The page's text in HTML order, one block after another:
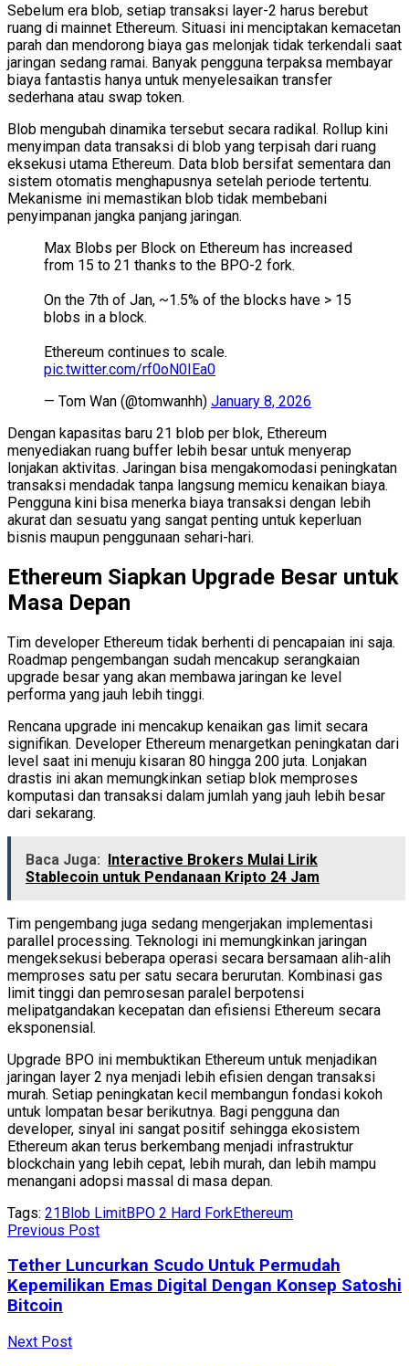
Sebelum era blob, setiap transaksi layer-2 harus berebut
ruang di mainnet Ethereum. Situasi ini menciptakan kemacetan
parah dan mendorong biaya gas melonjak tidak terkendali saat
jaringan sedang ramai. Banyak pengguna terpaksa membayar
biaya fantastis hanya untuk menyelesaikan transfer
sederhana atau swap token.
Blob mengubah dinamika tersebut secara radikal. Rollup kini
menyimpan data transaksi di blob yang terpisah dari ruang
eksekusi utama Ethereum. Data blob bersifat sementara dan
sistem otomatis menghapusnya setelah periode tertentu.
Mekanisme ini memastikan blob tidak membebani
penyimpanan jangka panjang jaringan.
Max Blobs per Block on Ethereum has increased
from 15 to 21 thanks to the BPO-2 fork.
On the 7th of Jan, ~1.5% of the blocks have > 15
blobs in a block.
Ethereum continues to scale.
pic.twitter.com/rf0oN0IEa0
— Tom Wan (@tomwanhh) January 8, 2026
Dengan kapasitas baru 21 blob per blok, Ethereum
menyediakan ruang buffer lebih besar untuk menyerap
lonjakan aktivitas. Jaringan bisa mengakomodasi peningkatan
transaksi mendadak tanpa langsung memicu kenaikan biaya.
Pengguna kini bisa menerka biaya transaksi dengan lebih
akurat dan sesuatu yang sangat penting untuk keperluan
bisnis maupun penggunaan sehari-hari.
Ethereum Siapkan Upgrade Besar untuk
Masa Depan
Tim developer Ethereum tidak berhenti di pencapaian ini saja.
Roadmap pengembangan sudah mencakup serangkaian
upgrade besar yang akan membawa jaringan ke level
performa yang jauh lebih tinggi.
Rencana upgrade ini mencakup kenaikan gas limit secara
signifikan. Developer Ethereum menargetkan peningkatan dari
level saat ini menuju kisaran 80 hingga 200 juta. Lonjakan
drastis ini akan memungkinkan setiap blok memproses
komputasi dan transaksi dalam jumlah yang jauh lebih besar
dari sekarang.
Baca Juga: Interactive Brokers Mulai Lirik
Stablecoin untuk Pendanaan Kripto 24 Jam
Tim pengembang juga sedang mengerjakan implementasi
parallel processing. Teknologi ini memungkinkan jaringan
mengeksekusi beberapa operasi secara bersamaan alih-alih
memproses satu per satu secara berurutan. Kombinasi gas
limit tinggi dan pemrosesan paralel berpotensi
melipatgandakan kecepatan dan efisiensi Ethereum secara
eksponensial.
Upgrade BPO ini membuktikan Ethereum untuk menjadikan
jaringan layer 2 nya menjadi lebih efisien dengan transaksi
murah. Setiap peningkatan kecil membangun fondasi kokoh
untuk lompatan besar berikutnya. Bagi pengguna dan
developer, sinyal ini sangat positif sehingga ekosistem
Ethereum akan terus berkembang menjadi infrastruktur
blockchain yang lebih cepat, lebih murah, dan lebih mampu
menangani adopsi massal di masa depan.
Tags: 21Blob LimitBPO 2 Hard ForkEthereum
Previous Post
Tether Luncurkan Scudo Untuk Permudah
Kepemilikan Emas Digital Dengan Konsep Satoshi
Bitcoin
Next Post